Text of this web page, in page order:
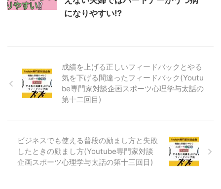
になりやすい⁉
成績を上げる正しいフィードバックとやる
気を下げる間違ったフィードバック(Youtu
be専門家対談企画スポーツ心理学与太話の
第十二回目)
ビジネスでも使える普段の励まし方と失敗
したときの励まし方(Youtube専門家対談
企画スポーツ心理学与太話の第十三回目)